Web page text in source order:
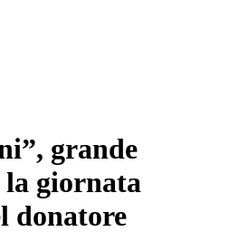
grande
la giornata
donatore